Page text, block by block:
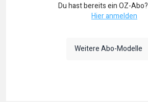
Du hast bereits ein OZ-
Hier anmelden
Weitere Abo-Modelle